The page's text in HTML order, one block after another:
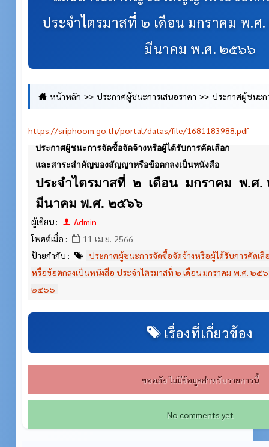
ประจำไตรมาสที่ ๒ เดือน มกราคม พ.ศ
มีนาคม พ.ศ. ๒๕๖๖
หน้าหลัก ประกาศผู้ชนะการเสนอราคา
ประกาศผู้ชนะก
มกราคม พ.ศ. ๒๕๖๖ ถึง เดือน มีนาคม พ.ศ. ๒๕๖๖
https://sriphoom.go.th/portal/datas/file/1681183988.pdf
ประกาศผู้ชนะการจัดซื้อจัดจ้างหรือผู้ได้รับการคัดเลือก
และสาระสำคัญของสัญญาหรือข้อตกลงเป็นหนังสือ
ประจำไตรมาสที่ ๒ เดือน มกราคม พ.ศ
มีนาคม พ.ศ. ๒๕๖๖
ผู้เขียน :
Admin
โพสต์เมื่อ :
11 เม.ย. 2566
ป้ายกำกับ :
ประกาศผู้ชนะการจัดซื้อจัดจ้างหรือผู้ได้รับการคัดเ
หรือข้อตกลงเป็นหนังสือ ประจำไตรมาสที่ ๒ เดือน มกราคม พ.ศ. ๒๕
๒๕๖๖
เรื่องที่เกี่ยวข้อง
ขออภัย ไม่มีข้อมูลสำหรับรายการนี้
No comments yet